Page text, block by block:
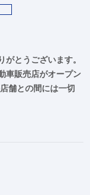
とうございます。
車販売店がオープン
舗との間には一切